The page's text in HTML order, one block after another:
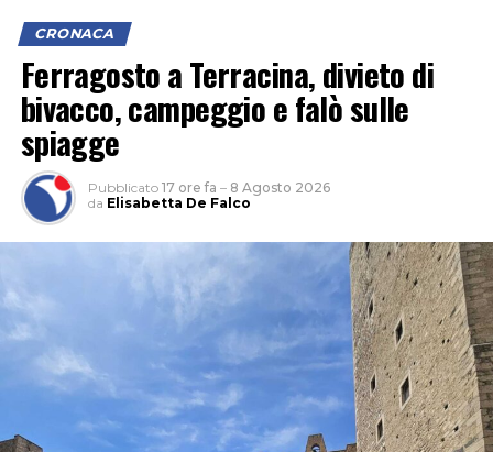
L’ipotesi è quella di un veicolo finito contro le tre auto,
il cui conducente non si sarebbe fermato dopo l’impatto
per verificare i danni né per lasciare i propri dati,
facendo perdere le proprie tracce.
CRONACA
Ferragosto a Terracina, divieto di
bivacco, campeggio e falò sulle
spiagge
Pubblicato 17 ore fa – 8 Agosto 2026
da Elisabetta De Falco